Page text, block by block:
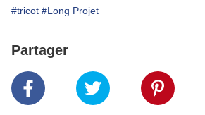
#tricot #Long Projet
Partager